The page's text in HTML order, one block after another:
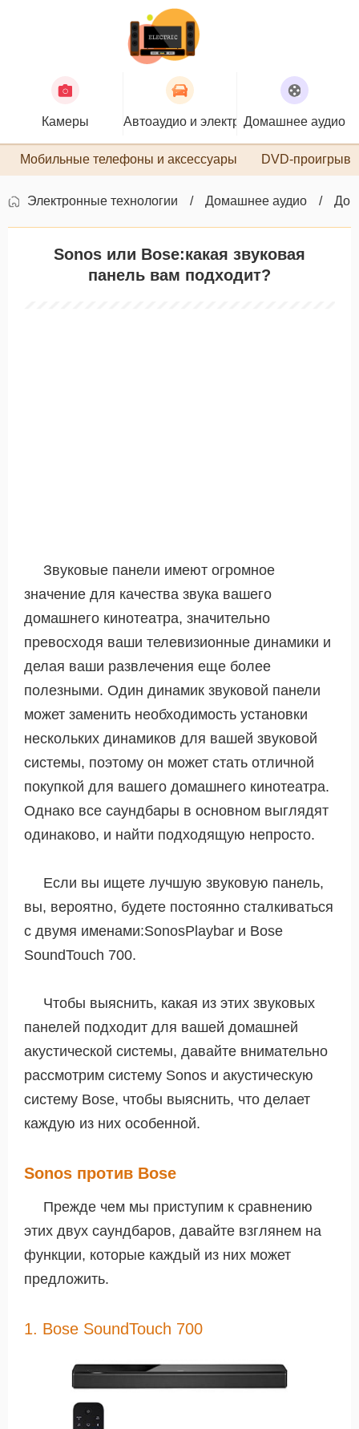
Камеры Автоаудио и электроникаДомашнее аудио
Мобильные телефоны и аксессуары DVD-
Электронные технологии Домашнее аудио
Sonos или Bose:какая звуковая
панель вам подходит?
Звуковые панели имеют огромное
значение для качества звука вашего
домашнего кинотеатра, значительно
превосходя ваши телевизионные динамики и
делая ваши развлечения еще более
полезными. Один динамик звуковой панели
может заменить необходимость установки
нескольких динамиков для вашей звуковой
системы, поэтому он может стать отличной
покупкой для вашего домашнего кинотеатра.
Однако все саундбары в основном выглядят
одинаково, и найти подходящую непросто.
Если вы ищете лучшую звуковую панель,
вы, вероятно, будете постоянно сталкиваться
с двумя именами:SonosPlaybar и Bose
SoundTouch 700.
Чтобы выяснить, какая из этих звуковых
панелей подходит для вашей домашней
акустической системы, давайте внимательно
рассмотрим систему Sonos и акустическую
систему Bose, чтобы выяснить, что делает
каждую из них особенной.
Sonos против Bose
Прежде чем мы приступим к сравнению
этих двух саундбаров, давайте взглянем на
функции, которые каждый из них может
предложить.
1. Bose SoundTouch 700